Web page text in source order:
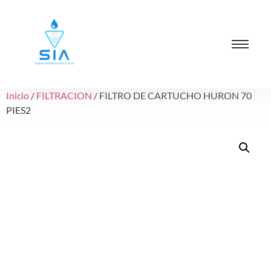
Inicio / FILTRACION / FILTRO DE CARTUCHO HURON 70
PIES2